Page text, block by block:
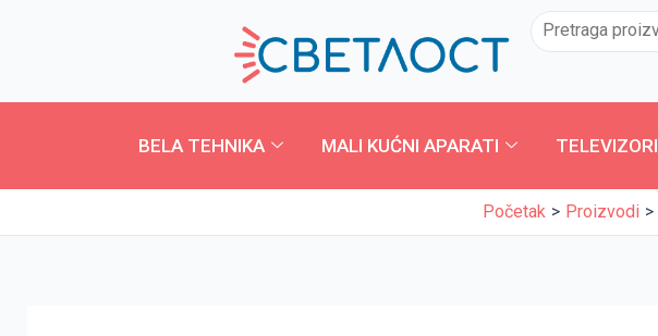
Pretraga
BELA TEHNIKA MALI KUĆNI APARATI TELEVIZORI
Početak Proizvodi